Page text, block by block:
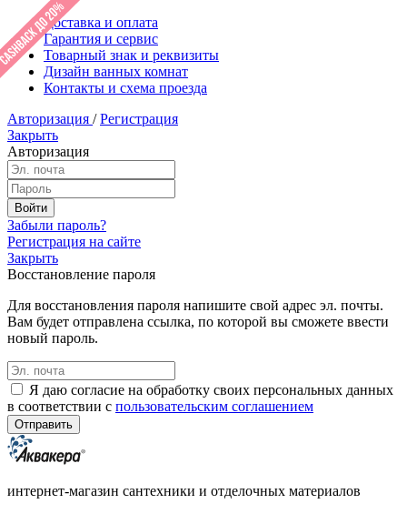
Доставка и оплата
Гарантия и сервис
Товарный знак и реквизиты
Дизайн ванных комнат
Контакты и схема проезда
Авторизация / Регистрация
Закрыть
Авторизация
Забыли пароль?
Регистрация на сайте
Закрыть
Восстановление пароля
Для восстановления пароля напишите свой адрес эл. почты.
Вам будет отправлена ссылка, по которой вы сможете ввести
новый пароль.
Я даю согласие на обработку своих персональных данных
в соответствии с пользовательским соглашением
интернет-магазин сантехники и отделочных материалов